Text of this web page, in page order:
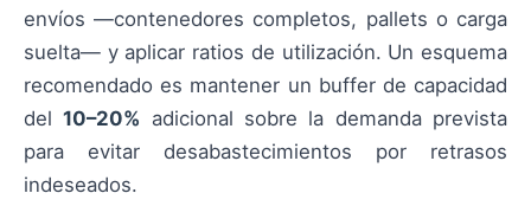
envíos —contenedores completos, pallets o carga
suelta— y aplicar ratios de utilización. Un esquema
recomendado es mantener un buffer de capacidad
del10–20% adicional sobre la demanda prevista
para evitar desabastecimientos por retrasos
indeseados.